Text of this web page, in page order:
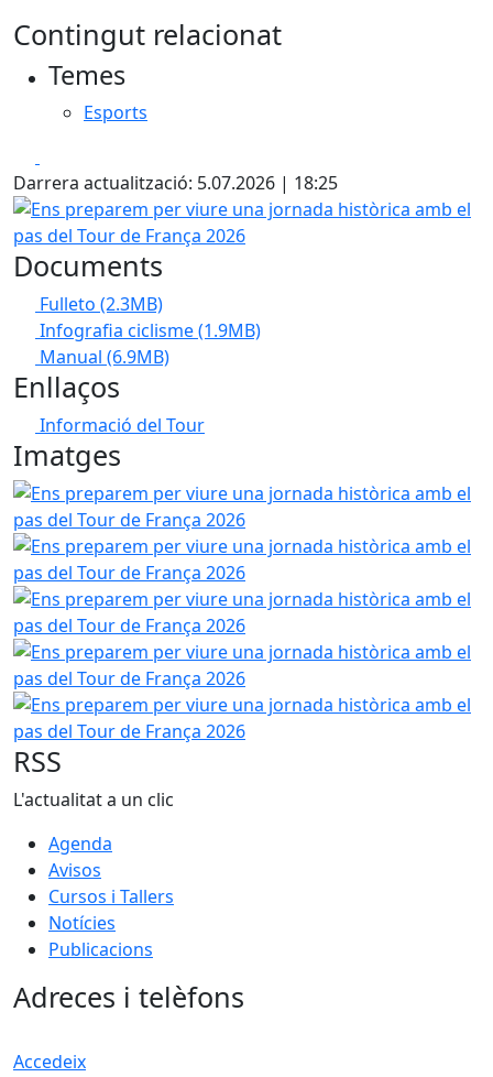
Contingut relacionat
Temes
Esports
Darrera actualització: 5.07.2026 | 18:25
Ens preparem per viure una jornada històrica amb el pas
Documents
Fulleto (2.3MB)
Infografia ciclisme(1.9MB)
Manual (6.9MB)
Enllaços
Informació del Tour
Imatges
Ens preparem per viure una jornada històrica amb el pas
Ens preparem per viure una jornada històrica amb el pas
Ens preparem per viure una jornada històrica amb el pas
Ens preparem per viure una jornada històrica amb el pas
Ens preparem per viure una jornada històrica amb el pas
RSS
L'actualitat a un clic
Agenda
Avisos
Cursos i Tallers
Notícies
Publicacions
Adreces i telèfons
Accedeix